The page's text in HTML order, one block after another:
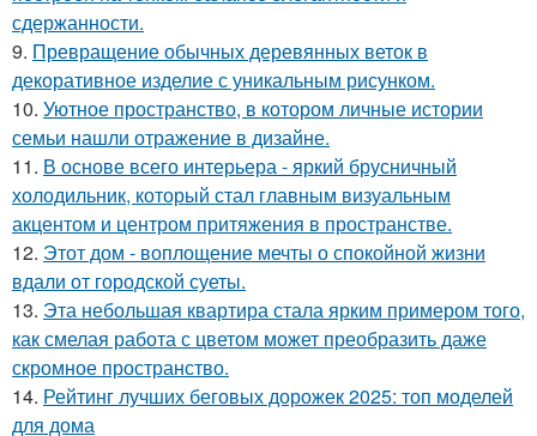
сдержанности.
9. Превращение обычных деревянных веток в
декоративное изделие с уникальным рисунком.
10. Уютное пространство, в котором личные истории
семьи нашли отражение в дизайне.
11. В основе всего интерьера - яркий брусничный
холодильник, который стал главным визуальным
акцентом и центром притяжения в пространстве.
12. Этот дом - воплощение мечты о спокойной жизни
вдали от городской суеты.
13. Эта небольшая квартира стала ярким примером того,
как смелая работа с цветом может преобразить даже
скромное пространство.
14. Рейтинг лучших беговых дорожек 2025: топ моделей
для дома